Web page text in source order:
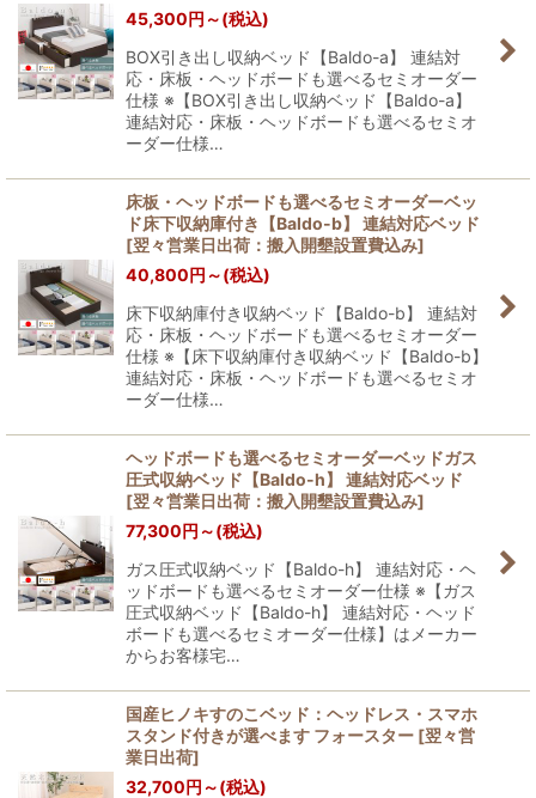
絞り込む
45,300円 ～(税込)
BOX引き出し収納ベッド【Baldo-a】 連結対
応・床板・ヘッドボードも選べるセミオーダー
仕様 ※【BOX引き出し収納ベッド【Baldo-a】
連結対応・床板・ヘッドボードも選べるセミオ
ーダー仕様…
床板・ヘッドボードも選べるセミオーダーベッ
ド床下収納庫付き【Baldo-b】 連結対応ベッド
[翌々営業日出荷：搬入開墾設置費込み]
40,800円 ～(税込)
床下収納庫付き収納ベッド【Baldo-b】 連結対
応・床板・ヘッドボードも選べるセミオーダー
仕様 ※【床下収納庫付き収納ベッド【Baldo-b】
連結対応・床板・ヘッドボードも選べるセミオ
ーダー仕様…
ヘッドボードも選べるセミオーダーベッドガス
圧式収納ベッド【Baldo-h】 連結対応ベッド
[翌々営業日出荷：搬入開墾設置費込み]
77,300円 ～(税込)
ガス圧式収納ベッド【Baldo-h】 連結対応・ヘ
ッドボードも選べるセミオーダー仕様 ※【ガス
圧式収納ベッド【Baldo-h】 連結対応・ヘッド
ボードも選べるセミオーダー仕様】はメーカー
からお客様宅…
国産ヒノキすのこベッド：ヘッドレス・スマホ
スタンド付きが選べます フォースター [翌々営
業日出荷]
32,700円 ～(税込)